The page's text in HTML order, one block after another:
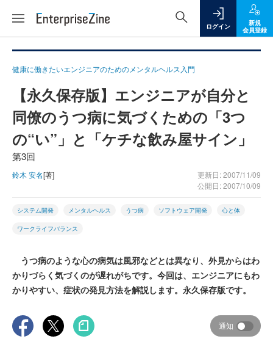
ログイン
新規
会員登録
健康に働きたいエンジニアのためのメンタルヘルス入門
【永久保存版】エンジニアが自分と
同僚のうつ病に気づくための「3つ
の“い”」と「ケチな飲み屋サイン」
第3回
鈴木 安名[著]
更新日: 2007/11/09
公開日: 2007/10/09
システム開発 メンタルヘルス うつ病 ソフトウェア開発 心と体
ワークライフバランス
うつ病のような心の病気は風邪などとは異なり、外見からはわ
かりづらく気づくのが遅れがちです。今回は、エンジニアにもわ
かりやすい、症状の発見方法を解説します。永久保存版です。
通知